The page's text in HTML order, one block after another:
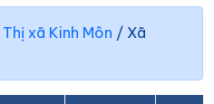
Thị xã Kinh Môn / Xã